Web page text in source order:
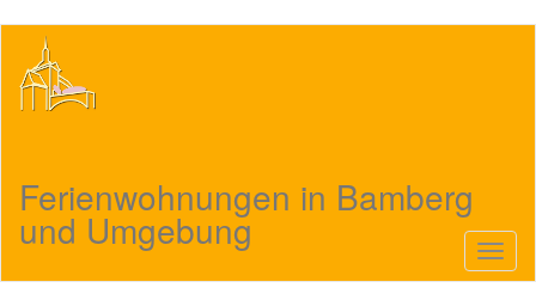
Inhalt
Ferienwohnungen in Bamberg
und Umgebung